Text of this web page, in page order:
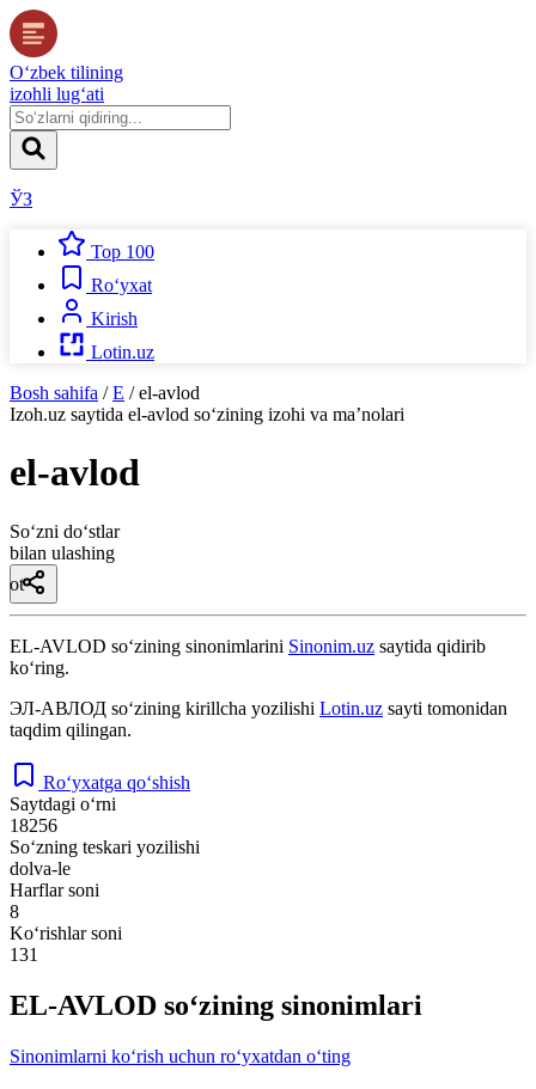
O‘zbek tilining
izohli lug‘ati
ЎЗ
Top 100
Ro‘yxat
Kirish
Lotin.uz
Bosh sahifa / E / el-avlod
Izoh.uz saytida el-avlod so‘zining izohi va ma’nolari
el-avlod
So‘zni do‘stlar
bilan ulashing
ot
EL-AVLOD so‘zining sinonimlarini Sinonim.uz saytida qidirib
ko‘ring.
ЭЛ-АВЛОД so‘zining kirillcha yozilishi Lotin.uz sayti tomonidan
taqdim qilingan.
Ro‘yxatga qo‘shish
Saytdagi o‘rni
18256
So‘zning teskari yozilishi
dolva-le
Harflar soni
8
Ko‘rishlar soni
131
EL-AVLOD so‘zining sinonimlari
Sinonimlarni ko‘rish uchun ro‘yxatdan o‘ting